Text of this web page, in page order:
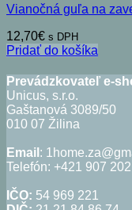
Vianočná guľa na
12,70€ s DPH
Pridať do košíka
Prevádzkovateľ e-
Unicus, s.r.o.
Gaštanová 3089/50
010 07 Žilina
Email :
Telefón: +421 907
IČO: 54 969 221